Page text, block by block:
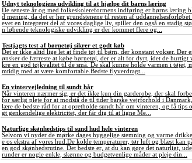
Udnyt teknologiens udvikling til at hjælpe dit barns læring
De seneste år og med folkeskolereformens indføring er børns læring
d mening, da det er her grundstenene til resten af
evet en integreret del af vores daglige liv, spiller den også en stadig
n løbende teknologiske udvikling er der kommet flere og...
Testjagts test af børnetøj sikrer et godt køb
Det er ikke altid lige let at finde tøj til børn, der konstant vokser. Der
ønsker de færreste at købe børnetøj, der er alt for dyrt, idet de hurtigt
kre en god tøjkvalitet til de små. De skal kunne holde varmen i tøjet,
mtidig med at være komfortable.Bedste flyverdragt...
En vintervejledning til sundt hår
Når vinteren nærmer sig, er det ikke kun din garderobe, der skal
for særlig pleje for at modstå de til tider barske vejrforhold i
lære de bedste råd for at opretholde sundt hår om vinteren, og få
gt genkendelige elektricitet, der får dig til at ligne Me...
Naturlige skønhedstips til sund hud hele vinteren
Selvom vi nyder de mørke dages hyggelige stemning og varme
e os ekstra af vores hud.De kolde temperaturer, tør luft og blæst kan
en god skønhedsrutine. Det bedste er, at du kan gøre det naturligt,
runder er nogle enkle, skønne og budgetvenlige måder at pleje din...